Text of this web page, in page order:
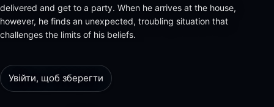
delivered and get to a party. When he arrives at the house,
however, he finds an unexpected, troubling situation that
challenges the limits of his beliefs.
Увійти, щоб зберегти